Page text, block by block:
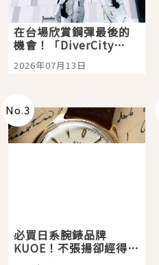
在台場欣賞鋼彈最後的
機會！「DiverCity
Tokyo Plaza」搭船、
購物、美食及夜景，一
2026年07月13日
No.3
必買日系腕錶品牌
KUOE！不張揚卻經得起
時間洗鍊的經典之作五